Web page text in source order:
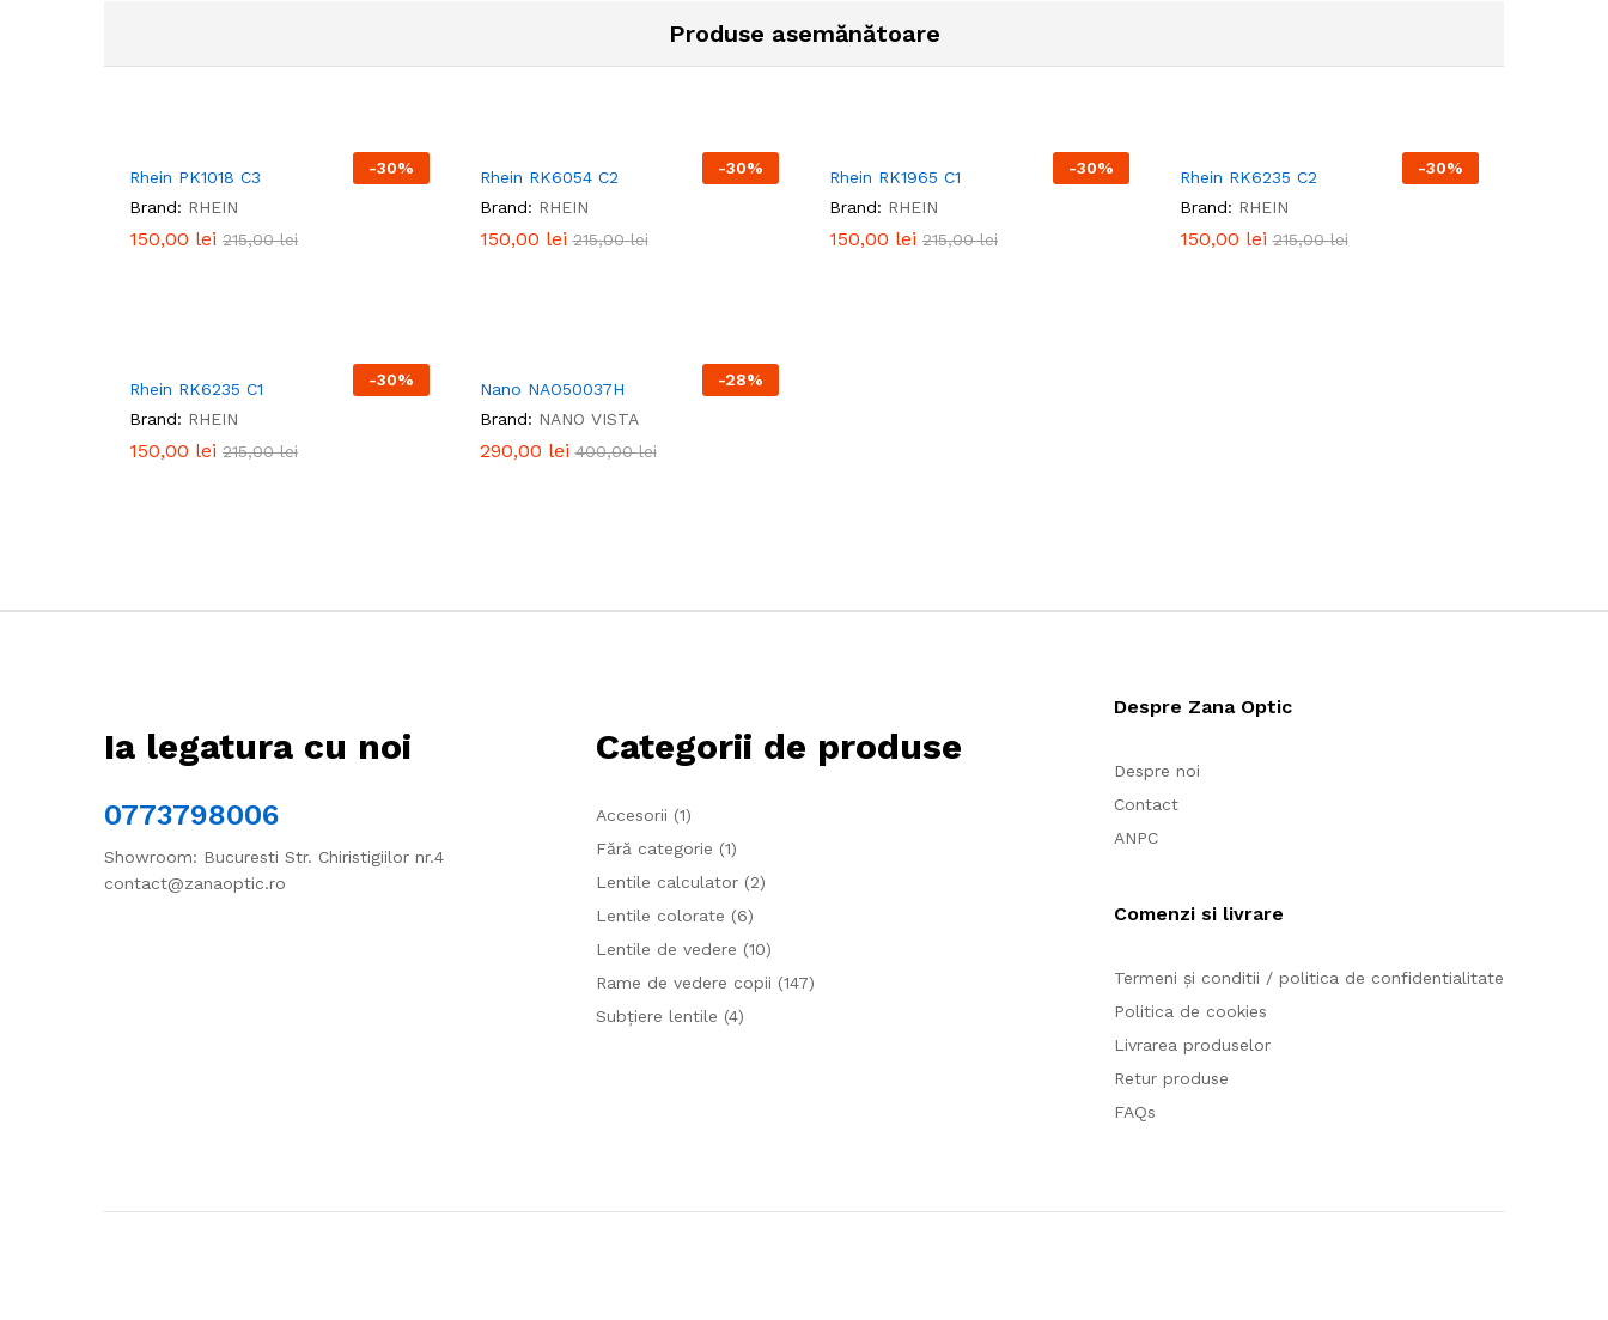
Produse asemănătoare
-30%
Rhein PK1018 C3
Brand: RHEIN
150,00 lei 215,00lei
150,00 lei 215,00lei
-30%
Rhein RK6054 C2
Brand: RHEIN
150,00 lei 215,00lei
150,00 lei 215,00lei
-30%
Rhein RK1965 C1
Brand: RHEIN
150,00 lei 215,00lei
150,00 lei 215,00lei
-30%
Rhein RK6235 C2
Brand: RHEIN
150,00 lei 215,00lei
150,00 lei 215,00lei
-30%
Rhein RK6235 C1
Brand: RHEIN
150,00 lei 215,00lei
150,00 lei 215,00lei
-28%
Nano NAO50037H
Brand: NANO VISTA
290,00 lei 400,00lei
290,00 lei 400,00lei
Ia legatura cu noi
0773798006
Showroom: Bucuresti Str. Chiristigiilor nr.4
contact@zanaoptic.ro
Categorii de produse
Accesorii (1)
Fără categorie (1)
Lentile calculator (2)
Lentile colorate (6)
Lentile de vedere (10)
Rame de vedere copii (147)
Subțiere lentile (4)
Despre Zana Optic
Despre noi
Contact
ANPC
Comenzi si livrare
Termeni și conditii / politica de confidentialitate
Politica de cookies
Livrarea produselor
Retur produse
FAQs